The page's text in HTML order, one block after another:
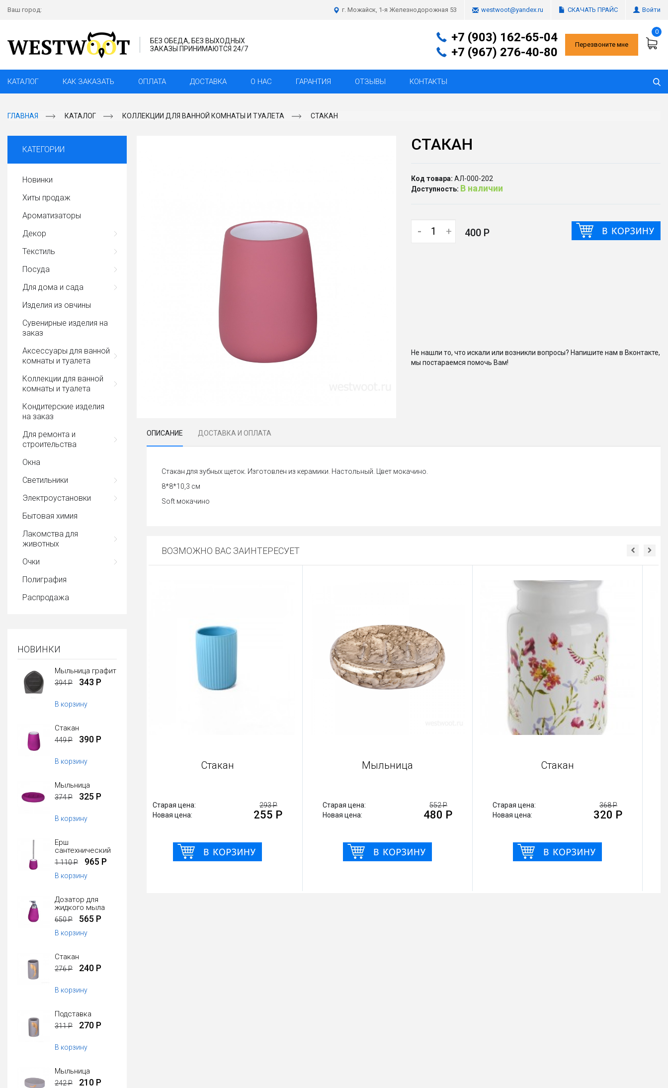
Ваш город: г. Можайск, 1-я Железнодорожная 53 westwoot@yandex.ru СКАЧАТЬ ПРАЙС Войти
БЕЗ ОБЕДА, БЕЗ ВЫХОДНЫХ
ЗАКАЗЫ ПРИНИМАЮТСЯ 24/7
+7 (903) 162-65-04
+7 (967) 276-40-80
Перезвоните мне
0
КАТАЛОГ КАК ЗАКАЗАТЬ ОПЛАТА ДОСТАВКА О НАС ГАРАНТИЯ ОТЗЫВЫ КОНТАКТЫ
ГЛАВНАЯ КАТАЛОГ КОЛЛЕКЦИИ ДЛЯ ВАННОЙ КОМНАТЫ И ТУАЛЕТА СТАКАН
КАТЕГОРИИ
Новинки
Хиты продаж
Ароматизаторы
Декор
Текстиль
Посуда
Для дома и сада
Изделия из овчины
Сувенирные изделия на
заказ
Аксессуары для ванной
комнаты и туалета
Коллекции для ванной
комнаты и туалета
Кондитерские изделия
на заказ
Для ремонта и
строительства
Окна
Светильники
Электроустановки
Бытовая химия
Лакомства для
животных
Очки
Полиграфия
Распродажа
НОВИНКИ
Мыльница графит
394 Р 343 Р
В корзину
Стакан
449 Р 390 Р
В корзину
Мыльница
374 Р 325 Р
В корзину
Ерш
сантехнический
1 110 Р 965 Р
В корзину
Дозатор для
жидкого мыла
650 Р 565 Р
В корзину
Стакан
276 Р 240 Р
В корзину
Подставка
311 Р 270 Р
В корзину
Мыльница
242 Р 210 Р
СТАКАН
Код товара: АЛ-000-202
Доступность: В наличии
- + 400 Р
Не нашли то, что искали или возникли вопросы? Напишите нам в Вконтакте,
мы постараемся помочь Вам!
ОПИСАНИЕ ДОСТАВКА И ОПЛАТА
Стакан для зубных щеток. Изготовлен из керамики. Настольный. Цвет мокачино.
8*8*10,3 см
Soft мокачино
ВОЗМОЖНО ВАС ЗАИНТЕРЕСУЕТ
Стакан
Старая цена:
293 Р
Новая цена:
255 Р
Мыльница
Старая цена:
552 Р
Новая цена:
480 Р
Стакан
Старая цена:
368 Р
Новая цена:
320 Р